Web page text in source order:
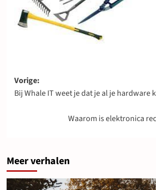
Bericht
navigatie
Vorige:
Bij Whale IT weet je dat je al je hardware
Waarom is elektronica
Meer verhalen